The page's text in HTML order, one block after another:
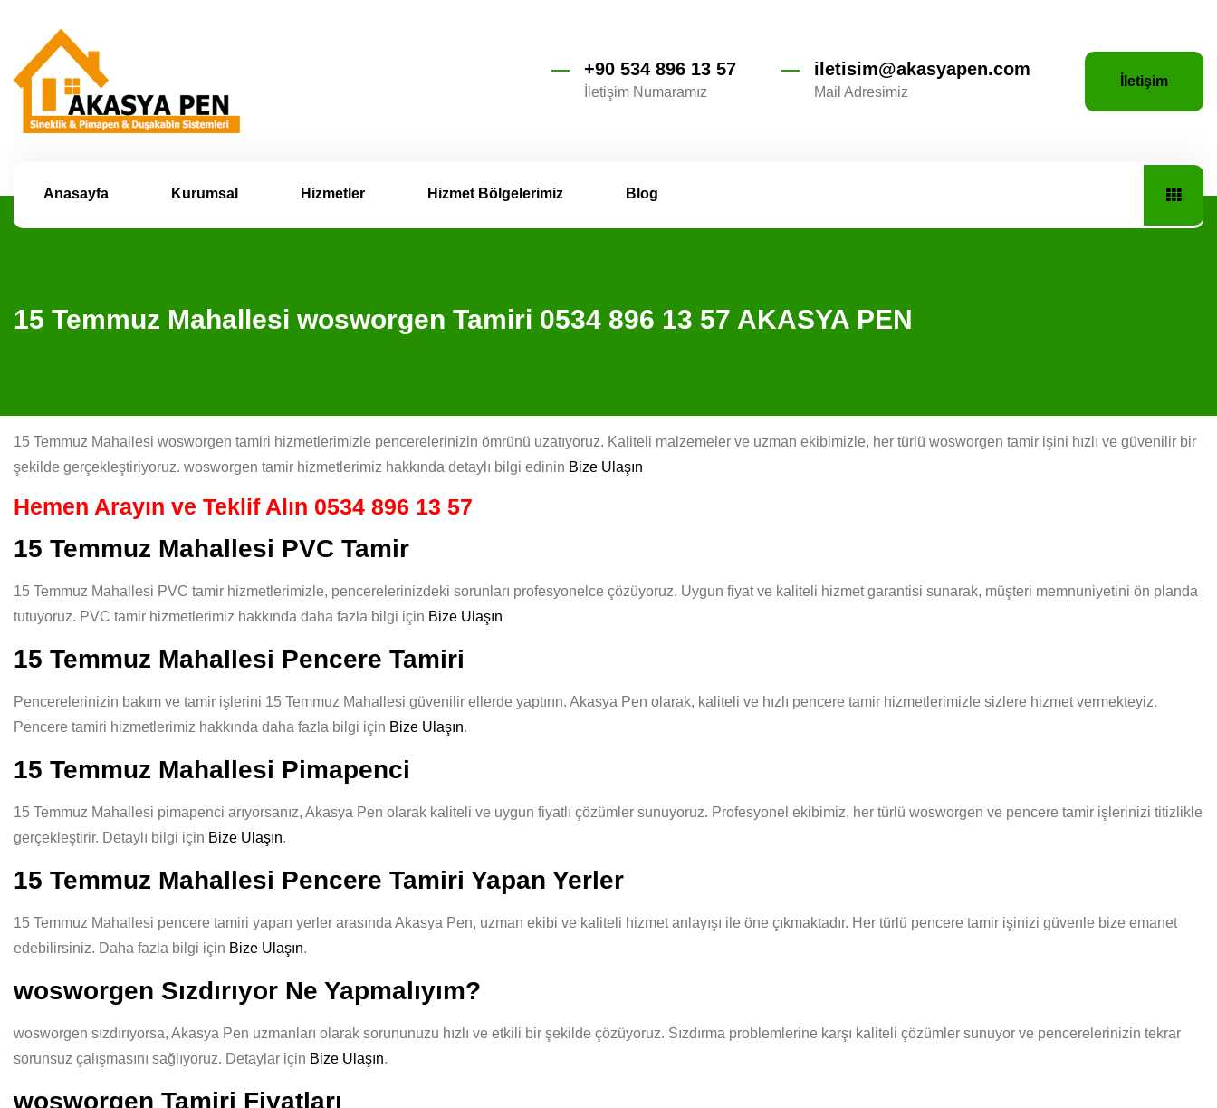
+90 534 896 13 57
İletişim Numaramız
iletisim@akasyapen.com
Mail Adresimiz
İletişim
Anasayfa Kurumsal Hizmetler Hizmet Bölgelerimiz Blog
15 Temmuz Mahallesi wosworgen Tamiri 0534 896 13 57 AKASYA PEN
15 Temmuz Mahallesi wosworgen tamiri hizmetlerimizle pencerelerinizin ömrünü uzatıyoruz. Kaliteli malzemeler ve uzman ekibimizle, her türlü wosworgen tamir işini hızlı ve güvenilir bir
şekilde gerçekleştiriyoruz. wosworgen tamir hizmetlerimiz hakkında detaylı bilgi edinin Bize Ulaşın
Hemen Arayın ve Teklif Alın 0534 896 13 57
15 Temmuz Mahallesi PVC Tamir
15 Temmuz Mahallesi PVC tamir hizmetlerimizle, pencerelerinizdeki sorunları profesyonelce çözüyoruz. Uygun fiyat ve kaliteli hizmet garantisi sunarak, müşteri memnuniyetini ön planda
tutuyoruz. PVC tamir hizmetlerimiz hakkında daha fazla bilgi için Bize Ulaşın
15 Temmuz Mahallesi Pencere Tamiri
Pencerelerinizin bakım ve tamir işlerini 15 Temmuz Mahallesi güvenilir ellerde yaptırın. Akasya Pen olarak, kaliteli ve hızlı pencere tamir hizmetlerimizle sizlere hizmet vermekteyiz.
Pencere tamiri hizmetlerimiz hakkında daha fazla bilgi için Bize Ulaşın.
15 Temmuz Mahallesi Pimapenci
15 Temmuz Mahallesi pimapenci arıyorsanız, Akasya Pen olarak kaliteli ve uygun fiyatlı çözümler sunuyoruz. Profesyonel ekibimiz, her türlü wosworgen ve pencere tamir işlerinizi titizlikle
gerçekleştirir. Detaylı bilgi için Bize Ulaşın.
15 Temmuz Mahallesi Pencere Tamiri Yapan Yerler
15 Temmuz Mahallesi pencere tamiri yapan yerler arasında Akasya Pen, uzman ekibi ve kaliteli hizmet anlayışı ile öne çıkmaktadır. Her türlü pencere tamir işinizi güvenle bize emanet
edebilirsiniz. Daha fazla bilgi için Bize Ulaşın.
wosworgen Sızdırıyor Ne Yapmalıyım?
wosworgen sızdırıyorsa, Akasya Pen uzmanları olarak sorununuzu hızlı ve etkili bir şekilde çözüyoruz. Sızdırma problemlerine karşı kaliteli çözümler sunuyor ve pencerelerinizin tekrar
sorunsuz çalışmasını sağlıyoruz. Detaylar için Bize Ulaşın.
wosworgen Tamiri Fiyatları